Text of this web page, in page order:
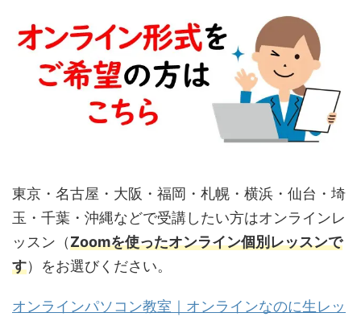
東京・名古屋・大阪・福岡・札幌・横浜・仙台・埼
玉・千葉・沖縄などで受講したい方はオンラインレ
ッスン（Zoomを使ったオンライン個別レッスンで
す）をお選びください。
オンラインパソコン教室｜オンラインなのに生レッ